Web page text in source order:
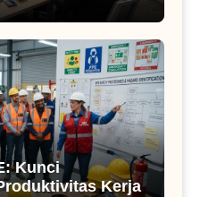
Kunci
Kerja